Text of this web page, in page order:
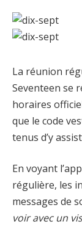
La réunion
Seventeen se
horaires
que le code
tenus d’y
En voyant
régulière, les
messages de
voir avec un